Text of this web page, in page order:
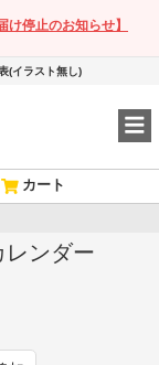
け停止のお知らせ】
(イラスト無し)
カート
レンダー